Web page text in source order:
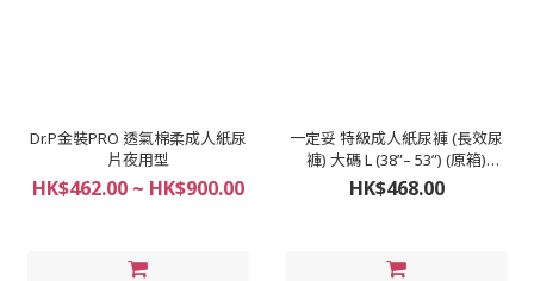
Dr.P金裝PRO 透氣棉柔成人紙尿
片夜用型
HK$462.00 ~ HK$900.00
一定妥 特級成人紙尿褲 (長效尿
褲) 大碼 L (38”– 53”) (原箱)
DSC2022
HK$468.00